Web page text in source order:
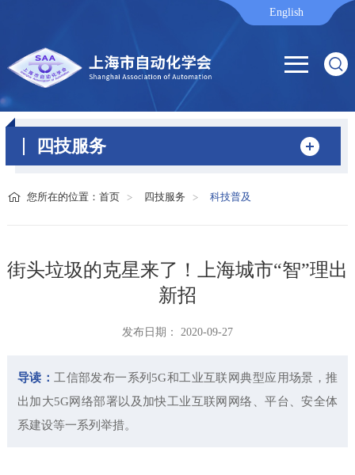
English
四技服务
您所在的位置： 首页 四技服务 科技普及
街头垃圾的克星来了！上海城市“智”理出
新招
发布日期： 2020-09-27
导读：工信部发布一系列5G和工业互联网典型应用场景，推
出加大5G网络部署以及加快工业互联网网络、平台、安全体
系建设等一系列举措。